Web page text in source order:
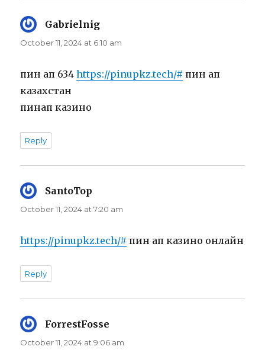
Gabrielnig
October 11, 2024 at 6:10 am
пин ап 634https://pinupkz.tech/# пин ап
казахстан
пинап казино
Reply
SantoTop
October 11, 2024 at 7:20 am
https://pinupkz.tech/# пин ап казино онлайн
Reply
ForrestFosse
October 11, 2024 at 9:06 am